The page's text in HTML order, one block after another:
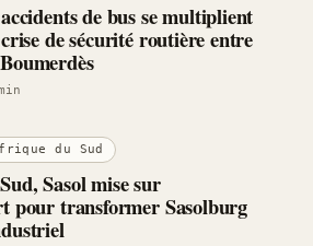
de bus se multiplient
de sécurité routière entre
du Sud
Sasol mise sur
pour transformer Sasolburg